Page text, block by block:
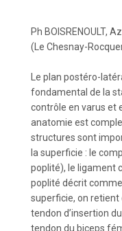
Ph BOISRENOULT,
(Le Chesnay-
Le plan postéro-
fondamental de la
contrôle en varus et
anatomie est
structures sont
la superficie : le
poplité), le ligament
poplité décrit
superficie, on retient
tendon d’insertion
tendon du biceps